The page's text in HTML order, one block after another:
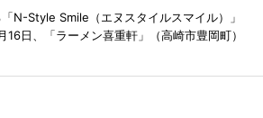
N-Style Smile（エヌスタイルスマイル）」
16日、「ラーメン喜重軒」（高崎市豊岡町）